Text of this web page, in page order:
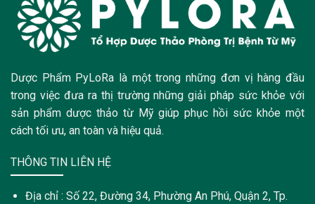
Dược Phẩm PyLoRa là một trong những đơn vị hàng đầu
trong việc đưa ra thị trường những giải pháp sức khỏe với
sản phẩm dược thảo từ Mỹ giúp phục hồi sức khỏe một
cách tối ưu, an toàn và hiệu quả.
THÔNG TIN LIÊN HỆ
Địa chỉ : Số 22, Đường 34, Phường An Phú, Quận 2, Tp.